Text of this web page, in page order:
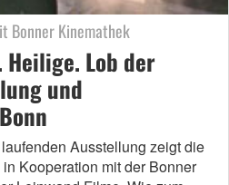
Bonner Kinemathek
Lob der
und
Ausstellung zeigt die
Kooperation mit der Bonner